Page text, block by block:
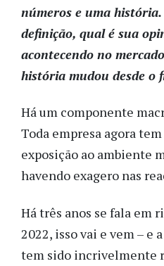
números e uma história.
definição, qual é sua
acontecendo no
história mudou desde o
Há um componente
Toda empresa agora
exposição ao ambiente
havendo exagero nas
Há três anos se fala em
2022, isso vai e vem – e
tem sido incrivelmente